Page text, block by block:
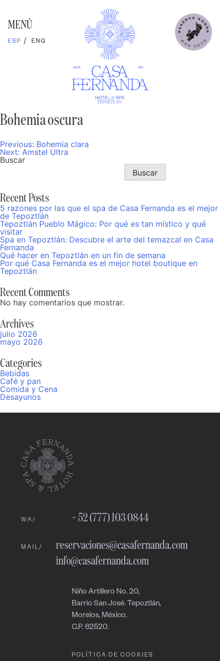
content
MENÚ
ESP ENG
Bohemia oscura
Navegación
de
Previous: Bohemia clara
Next: Amstel Ultra
Buscar
Buscar
Recent Posts
5 razones por las que el spa de Casa Fernanda es el mejor
de Tepoztlán
Tepoztlán Pueblo Mágico: Por qué es tan místico y qué
visitar
Spa en Tepoztlán: Descubre el arte del temazcal en Casa
Fernanda
Qué hacer en Tepoztlán en un fin de semana
Por qué Casa Fernanda es el mejor hotel boutique en
Tepoztlán
Recent Comments
No hay comentarios que mostrar.
Archives
julio 2026
mayo 2026
Categories
Bebidas
Café y pan
Comida y Cena
Desayunos
WA/ + 52 (777) 103 0844
MAIL/
reservaciones@casafernanda.com
info@casafernanda.com
Niño Artillero No. 20,
Barrio San José. Tepoztlán,
Morelos, México.
C.P. 62520.
POLÍTICA DE COOKIES
Fernanda
Online